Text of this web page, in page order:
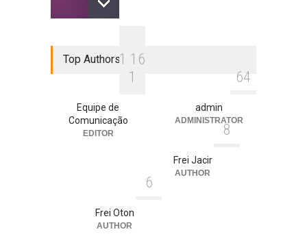
Top Authors1 1 6
1
Equipe de
Comunicação
EDITOR
64
admin
ADMINISTRATOR
8
Frei Jacir
AUTHOR
6
Frei Oton
AUTHOR